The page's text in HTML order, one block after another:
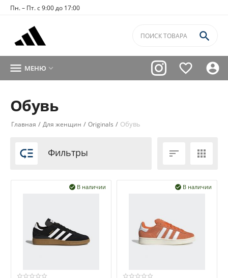
Пн. – Пт. с 9:00 до 17:00



 МЕНЮ 
Обувь
Главная / Для женщин / Originals / Обувь
 Фильтры  
В наличии
 В наличии
